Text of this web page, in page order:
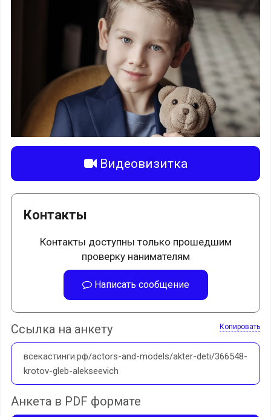
Видеовизитка
Контакты
Контакты доступны только прошедшим
проверку нанимателям
Написать сообщение
Ссылка на анкету Копировать
всекастинги.рф/actors-and-models/akter-deti/366548-
krotov-gleb-alekseevich
Анкета в PDF формате